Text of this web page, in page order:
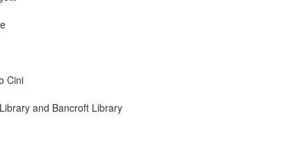
Cini
and Bancroft Library